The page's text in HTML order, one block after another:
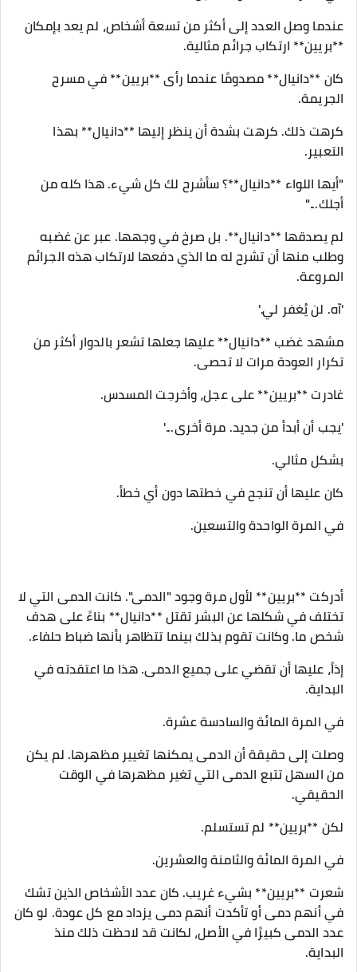
عندما وصل العدد إلى أكثر من تسعة أشخاص، لم يعد بإمكان
**بريين** ارتكاب جرائم مثالية.
كان **دانيال** مصدومًا عندما رأى **بريين** في مسرح
الجريمة.
كرهت ذلك. كرهت بشدة أن ينظر إليها **دانيال** بهذا
التعبير.
"أيها اللواء **دانيال**؟ سأشرح لك كل شيء. هذا كله من
أجلك..."
لم يصدقها **دانيال**. بل صرخ في وجهها. عبر عن غضبه
وطلب منها أن تشرح له ما الذي دفعها لارتكاب هذه الجرائم
المروعة.
'آه. لن يُغفر لي.'
مشهد غضب **دانيال** عليها جعلها تشعر بالدوار أكثر من
تكرار العودة مرات لا تحصى.
غادرت **بريين** على عجل، وأخرجت المسدس.
'يجب أن أبدأ من جديد. مرة أخرى...'
بشكل مثالي.
كان عليها أن تنجح في خطتها دون أي خطأ.
في المرة الواحدة والتسعين.
أدركت **بريين** لأول مرة وجود "الدمى". كانت الدمى التي لا
تختلف في شكلها عن البشر تقتل **دانيال** بناءً على هدف
شخص ما. وكانت تقوم بذلك بينما تتظاهر بأنها ضباط حلفاء.
إذاً، عليها أن تقضي على جميع الدمى. هذا ما اعتقدته في
البداية.
في المرة المائة والسادسة عشرة.
وصلت إلى حقيقة أن الدمى يمكنها تغيير مظهرها. لم يكن
من السهل تتبع الدمى التي تغير مظهرها في الوقت
الحقيقي.
لكن **بريين** لم تستسلم.
في المرة المائة والثامنة والعشرين.
شعرت **بريين** بشيء غريب. كان عدد الأشخاص الذين تشك
في أنهم دمى أو تأكدت أنهم دمى يزداد مع كل عودة. لو كان
عدد الدمى كبيرًا في الأصل، لكانت قد لاحظت ذلك منذ
البداية.